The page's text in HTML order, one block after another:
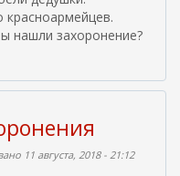
красноармейцев.
нашли захоронение?
11 августа, 2018 - 21:12